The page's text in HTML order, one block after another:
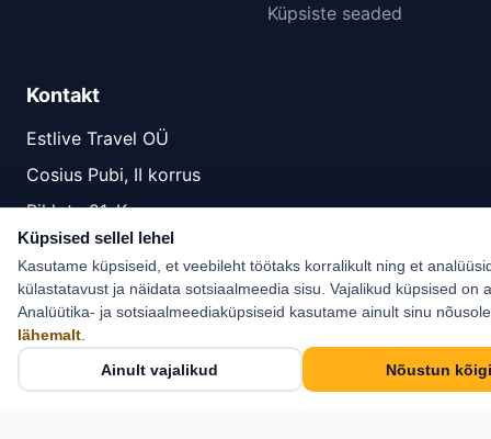
Küpsiste seaded
Kontakt
Estlive Travel OÜ
Cosius Pubi, II korrus
Pikk tn 21, Kose,
Harjumaa 75101
+372 6 555 800
info@estlive.ee
Kontaktid →
Küpsised sellel lehel
Kasutame küpsiseid, et veebileht töötaks korralikult ning et
külastatavust ja näidata sotsiaalmeedia sisu. Vajalikud küpsised on
Analüütika- ja sotsiaalmeediaküpsiseid kasutame ainult sinu
lähemalt.
Ainult vajalikud Nõustun